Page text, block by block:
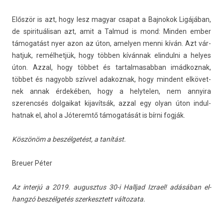
Először is azt, hogy lesz magyar csapat a Baj­nokok Ligájában,
de spirituálisan azt, amit a Tal­mud is mond: Mind­en ember
támogatást nyer azon az úton, amely­en menni kíván. Azt vár­
hatjuk, remélhetjük, hogy többen kívánnak elin­dulni a helyes
úton. Azzal, hogy többet és tar­talmasab­ban im­ád­koznak,
többet és nagyobb szívvel adakoz­nak, hogy min­dent el­követ­
nek annak érdekében, hogy a helytel­en, nem an­nyira
szerencsés dol­gaikat kijavítsák, azzal egy olyan úton in­dul­
hatnak el, ahol a Jóteremtő támogatását is bírni fogják.
Köszönöm a beszélgetést, a tanítást.
Breu­er Péter
Az in­terjú a 2019. augusztus 30-i Halljad Iz­rael! adásában el­
hangzó beszélgetés szer­kesztett vál­tozata.